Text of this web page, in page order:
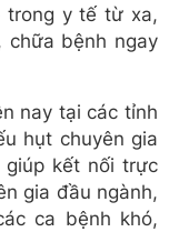
trong y tế từ xa,
chữa bệnh ngay
nay tại các tỉnh
hụt chuyên gia
kết nối trực
gia đầu ngành,
ca bệnh khó,